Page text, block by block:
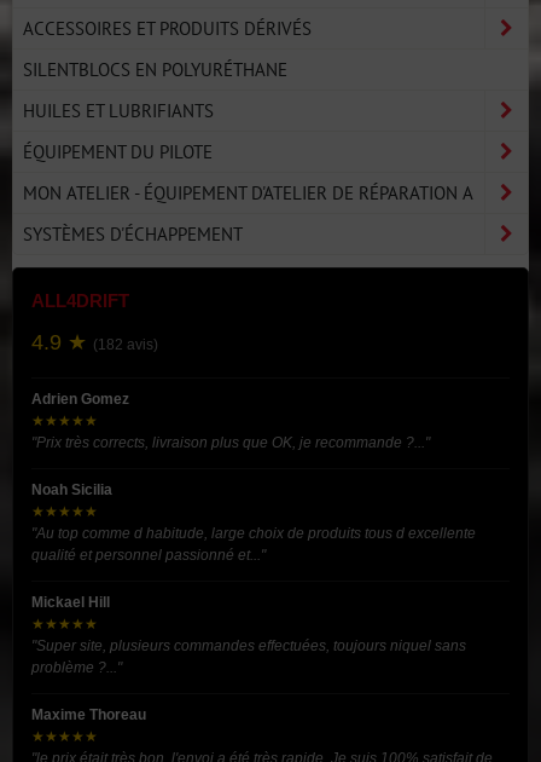
ACCESSOIRES ET PRODUITS DÉRIVÉS
SILENTBLOCS EN POLYURÉTHANE
HUILES ET LUBRIFIANTS
ÉQUIPEMENT DU PILOTE
MON ATELIER - ÉQUIPEMENT D'ATELIER DE RÉPARATION A
SYSTÈMES D'ÉCHAPPEMENT
ALL4DRIFT
4.9 ★ (182 avis)
Adrien Gomez
★★★★★
"Prix très corrects, livraison plus que OK, je recommande ?..."
Noah Sicilia
★★★★★
"Au top comme d habitude, large choix de produits tous d excellente
qualité et personnel passionné et..."
Mickael Hill
★★★★★
"Super site, plusieurs commandes effectuées, toujours niquel sans
problème ?..."
Maxime Thoreau
★★★★★
"le prix était très bon, l'envoi a été très rapide. Je suis 100% satisfait de